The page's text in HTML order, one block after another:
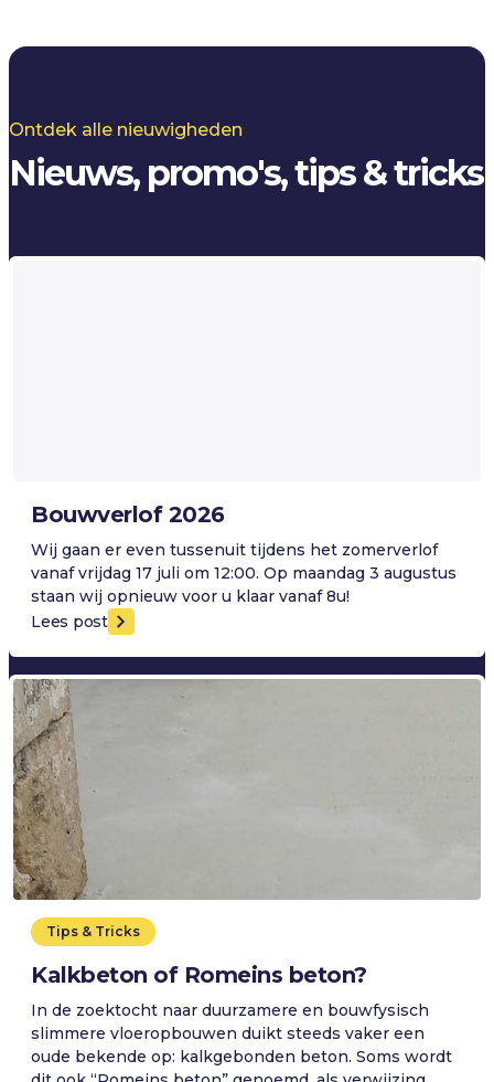
Ontdek alle nieuwigheden
Nieuws, promo's, tips & tricks
Bouwverlof 2026
Wij gaan er even tussenuit tijdens het zomerverlof
vanaf vrijdag 17 juli om 12:00. Op maandag 3 augustus
staan wij opnieuw voor u klaar vanaf 8u!
Lees post
Tips & Tricks
Kalkbeton of Romeins beton?
In de zoektocht naar duurzamere en bouwfysisch
slimmere vloeropbouwen duikt steeds vaker een
oude bekende op: kalkgebonden beton. Soms wordt